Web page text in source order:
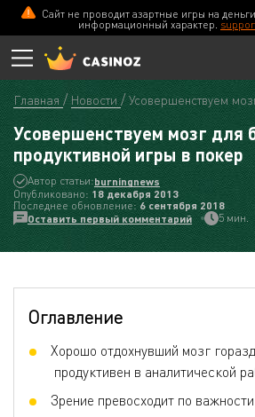
Сайт не проводит азартные игры на
информационный характер.
Главная Новости Усовершенствуем
Усовершенствуем мозг для
продуктивной игры в покер
Автор статьи:burningnews
Опубликовано: 18 декабря 2013
Последнее обновление:6 сентября 2018
Оставить первый комментарий
5 мин.
Оглавление
Хорошо отдохнувший мозг
продуктивен в аналитической
Зрение превосходит по